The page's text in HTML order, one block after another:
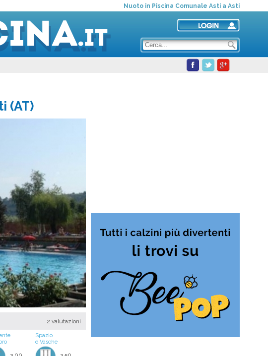
Nuoto in Piscina Comunale Asti a Asti
(AT)
2 valutazioni
Spazio
e Vasche